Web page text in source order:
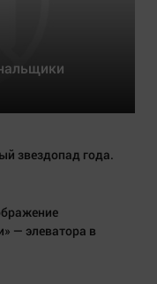
звездопад года.
— элеватора в